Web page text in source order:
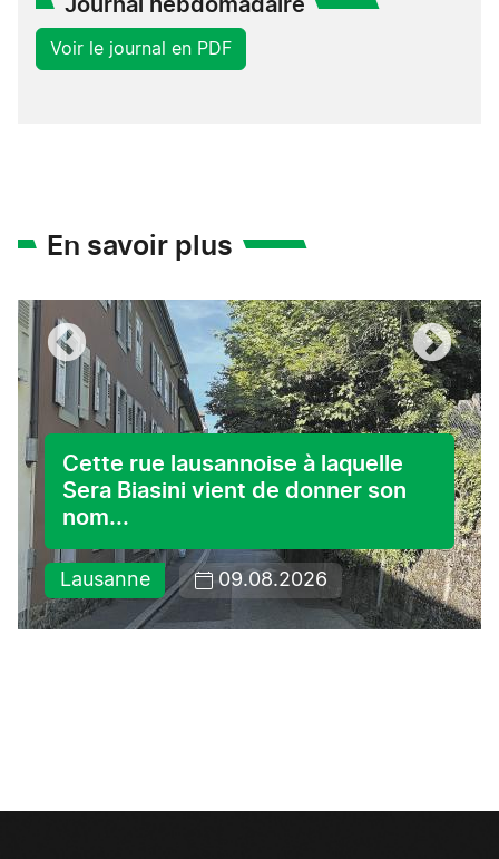
Journal hebdomadaire
Voir le journal en PDF
En savoir plus
Cette rue lausannoise à laquelle
Sera Biasini vient de donner son
nom...
Lausanne 09.08.2026